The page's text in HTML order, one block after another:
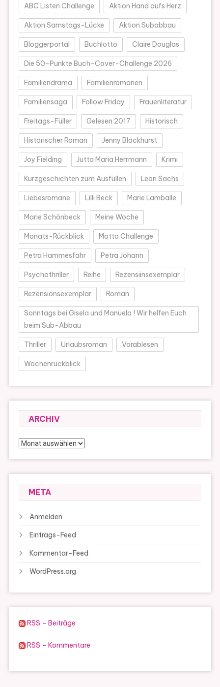
ABC Listen Challenge Aktion Hand aufs Herz
Aktion Samstags-Lücke Aktion Subabbau
Bloggerportal Buchlotto Claire Douglas
Die 50-Punkte Buch-Cover-Challenge 2026
Familiendrama Familienromanen
Familiensaga Follow Friday Frauenliteratur
Freitags-Füller Gelesen 2017 Historisch
Historischer Roman Jenny Blackhurst
Joy Fielding Jutta Maria Herrmann Krimi
Kurzgeschichten zum Ausfüllen Leon Sachs
Liebesromane Lilli Beck Marie Lamballe
Marie Schönbeck Meine Woche
Monats-Rückblick Motto Challenge
Petra Hammesfahr Petra Johann
Psychothriller Reihe Rezensiinsexemplar
Rezensionsexemplar Roman
Sonntags bei Gisela und Manuela ! Wir helfen Euch
beim Sub-Abbau
Thriller Urlaubsroman Vorablesen
Wochenrückblick
ARCHIV
Archiv
META
Anmelden
Eintrags-Feed
Kommentar-Feed
WordPress.org
RSS – Beiträge
RSS – Kommentare